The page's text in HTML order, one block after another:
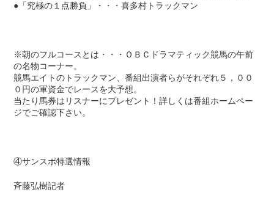
●「究極の１点勝負」・・・喜多村トラックマン
※朝のフルコースとは・・・ＯＢＣドラマティック競馬の午前
の名物コーナー。
競馬エイトのトラックマン、番組出演者らがそれぞれ５，００
０円の軍資金でレースを大予想。
当たり馬券はリスナーにプレゼント！詳しくは番組ホームペー
ジでご確認下さい。
④サンスポ特選情報
斉藤弘樹記者